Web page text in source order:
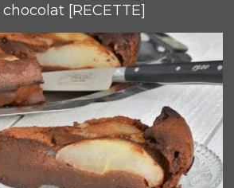
[RECETTE]